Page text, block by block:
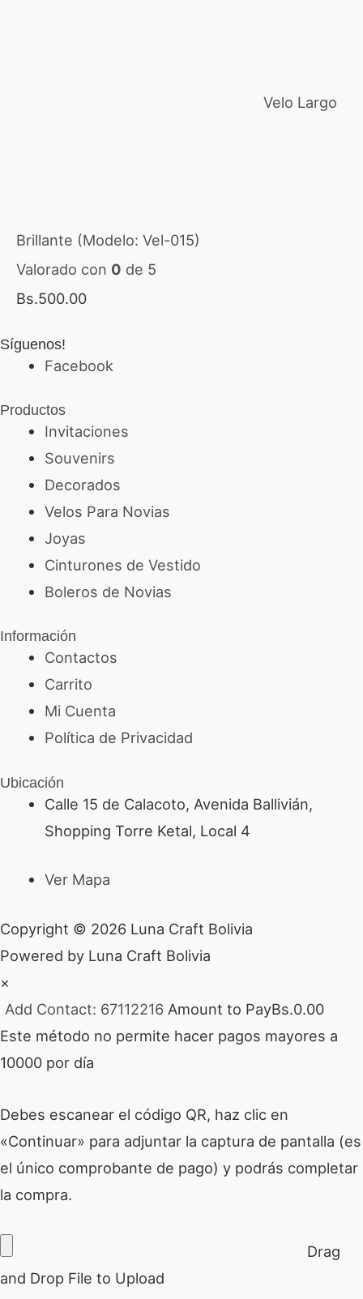
Velo Largo
Brillante (Modelo: Vel-015)
Valorado con 0 de 5
Bs.500.00
Síguenos!
Facebook
Productos
Invitaciones
Souvenirs
Decorados
Velos Para Novias
Joyas
Cinturones de Vestido
Boleros de Novias
Información
Contactos
Carrito
Mi Cuenta
Política de Privacidad
Ubicación
Calle 15 de Calacoto, Avenida Ballivián,
Shopping Torre Ketal, Local 4
Ver Mapa
Copyright © 2026 Luna Craft Bolivia
Powered by Luna Craft Bolivia
×
Add Contact: 67112216 Amount to PayBs.0.00
Este método no permite hacer pagos mayores a
10000 por día
Debes escanear el código QR, haz clic en
«Continuar» para adjuntar la captura de pantalla (es
el único comprobante de pago) y podrás completar
la compra.
Drag
and Drop File to Upload